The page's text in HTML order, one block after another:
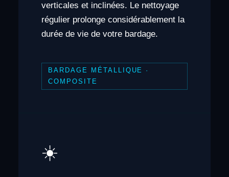
verticales et inclinées. Le nettoyage
régulier prolonge considérablement la
durée de vie de votre bardage.
BARDAGE MÉTALLIQUE ·
COMPOSITE
☀️